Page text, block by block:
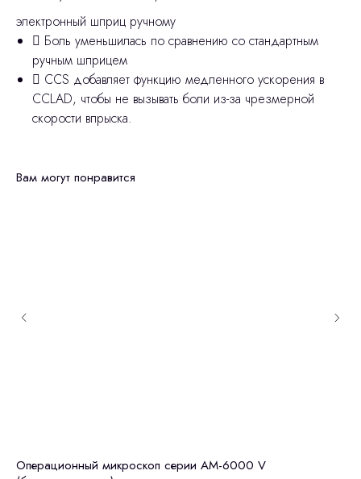
электронный шприц ручному
 Боль уменьшилась по сравнению со стандартным
ручным шприцем
 CCS добавляет функцию медленного ускорения в
CCLAD, чтобы не вызывать боли из-за чрезмерной
скорости впрыска.
Вам могут понравится
Операционный микроскоп серии АМ-6000 V